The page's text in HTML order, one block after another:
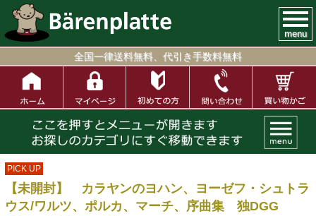
menu
全国一律送料無料、代引き手数料無料
PICK UP
【未開封】 カラヤンのヨハン、ヨーゼフ・シュトラ
ウス/ワルツ、ポルカ、マーチ、序曲集 独DGG